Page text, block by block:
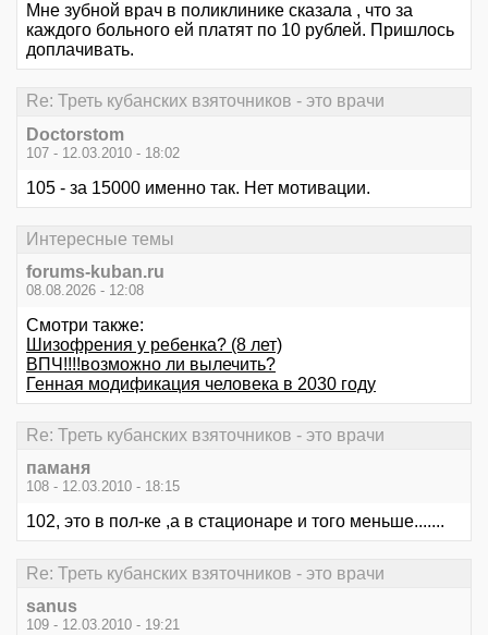
Мне зубной врач в поликлинике сказала , что за
каждого больного ей платят по 10 рублей. Пришлось
доплачивать.
Re: Треть кубанских взяточников - это врачи
Doctorstom
107 - 12.03.2010 - 18:02
105 - за 15000 именно так. Нет мотивации.
Интересные темы
forums-kuban.ru
08.08.2026 - 12:08
Смотри также:
Шизофрения у ребенка? (8 лет)
ВПЧ!!!!возможно ли вылечить?
Генная модификация человека в 2030 году
Re: Треть кубанских взяточников - это врачи
паманя
108 - 12.03.2010 - 18:15
102, это в пол-ке ,а в стационаре и того меньше.......
Re: Треть кубанских взяточников - это врачи
sanus
109 - 12.03.2010 - 19:21